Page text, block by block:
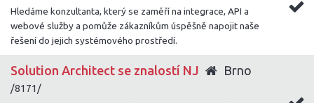
Hledáme konzultanta, který se zaměří na integrace, API a
webové služby a pomůže zákazníkům úspěšně napojit naše
řešení do jejich systémového prostředí.
Solution Architect se znalostí NJ Brno
/8171/